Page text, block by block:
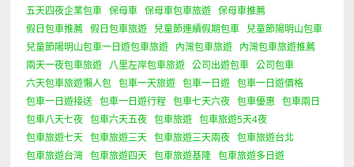
五天四夜企業包車
保母車 保母車包車旅遊
保母車推薦
假日包車推薦
假日包車旅遊 兒童節連續假期包車
兒童節陽明山包車
兒童節陽明山包車一日遊包車旅遊
內灣包車旅遊
內灣包車旅遊推薦
兩天一夜包車旅遊
八里左岸包車旅遊 公司出遊包車
公司包車
六天包車旅遊懶人包
包車一天旅遊 包車一日遊
包車一日遊價格
包車一日遊接送
包車一日遊行程 包車七天六夜 包車優惠
包車兩日
包車八天七夜
包車六天五夜 包車旅遊
包車旅遊5天4夜
包車旅遊七天
包車旅遊三天 包車旅遊三天兩夜
包車旅遊台北
包車旅遊台灣
包車旅遊四天 包車旅遊基隆
包車旅遊多日遊